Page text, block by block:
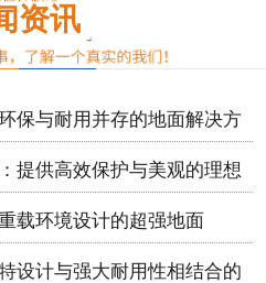
资讯
保与耐用并存的地面解决方
提供高效保护与美观的理想
载环境设计的超强地面
设计与强大耐用性相结合的